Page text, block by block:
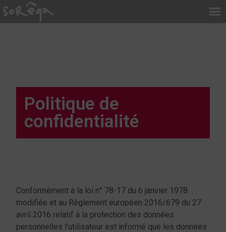
Politique de
confidentialité
Conformément à la loi n° 78-17 du 6 janvier 1978
modifiée et au Règlement européen 2016/679 du 27
avril 2016 relatif à la protection des données
personnelles l’utilisateur est informé que les données